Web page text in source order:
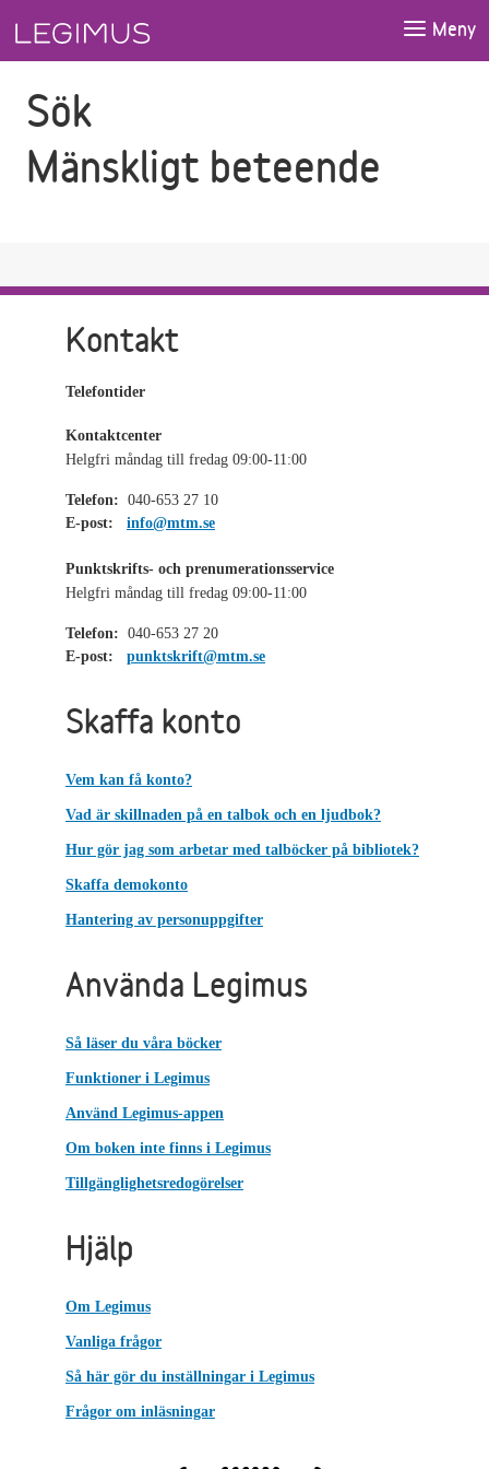
Meny
Sök
Mänskligt beteende
Kontakt
Telefontider
Kontaktcenter
Helgfri måndag till fredag 09:00-11:00
Telefon: 040-653 27 10
E-post:
info@mtm.se
Punktskrifts- och prenumerationsservice
Helgfri måndag till fredag 09:00-11:00
Telefon: 040-653 27 20
E-post:
punktskrift@mtm.se
Skaffa konto
Vem kan få konto?
Vad är skillnaden på en talbok och en ljudbok?
Hur gör jag som arbetar med talböcker på bibliotek?
Skaffa demokonto
Hantering av personuppgifter
Använda Legimus
Så läser du våra böcker
Funktioner i Legimus
Använd Legimus-appen
Om boken inte finns i Legimus
Tillgänglighetsredogörelser
Hjälp
Om Legimus
Vanliga frågor
Så här gör du inställningar i Legimus
Frågor om inläsningar